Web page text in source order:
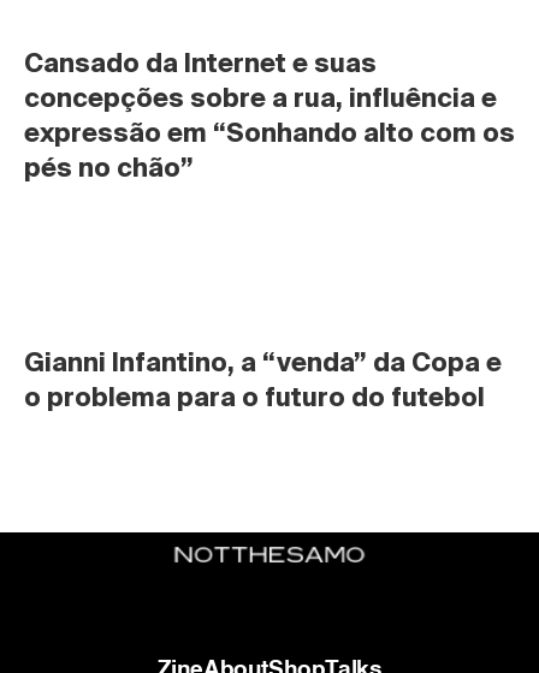
Cansado da Internet e suas
concepções sobre a rua, influência e
expressão em “Sonhando alto com os
pés no chão”
Gianni Infantino, a “venda” da Copa e
o problema para o futuro do futebol